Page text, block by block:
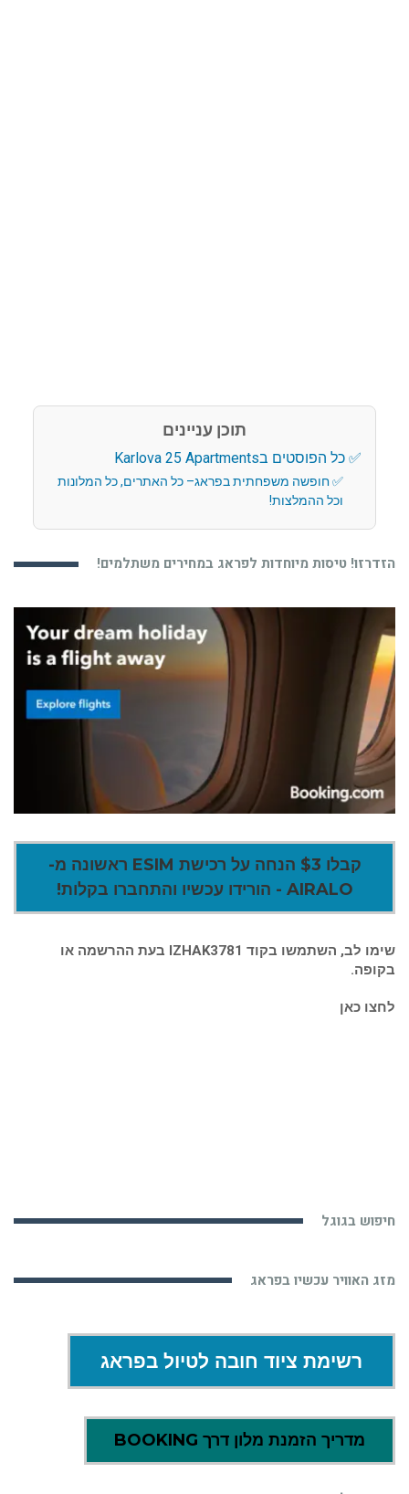
תוכן עניינים
כל הפוסטים בKarlova 25 Apartments
חופשה משפחתית בפראג– כל האתרים, כל המלונות
וכל ההמלצות!
הזדרזו! טיסות מיוחדות לפראג במחירים משתלמים!
קבלו $3 הנחה על רכישת ESIM ראשונה מ-
AIRALO - הורידו עכשיו והתחברו בקלות!
שימו לב, השתמשו בקוד IZHAK3781 בעת ההרשמה או
בקופה.
לחצו כאן
חיפוש בגוגל
מזג האוויר עכשיו בפראג
רשימת ציוד חובה לטיול בפראג
מדריך הזמנת מלון דרך BOOKING